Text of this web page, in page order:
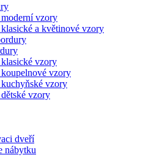
vzory
a květinové vzory
vzory
vzory
vzory
vzory
dveří
nábytku